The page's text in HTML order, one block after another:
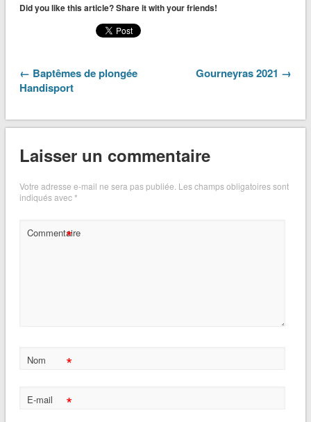
Did you like this article? Share it with your friends!
← Baptêmes de plongée
Handisport
Gourneyras 2021 →
Laisser un commentaire
Votre adresse e-mail ne sera pas publiée. Les champs obligatoires sont
indiqués avec*
Commentaire
*
Nom *
E-mail *